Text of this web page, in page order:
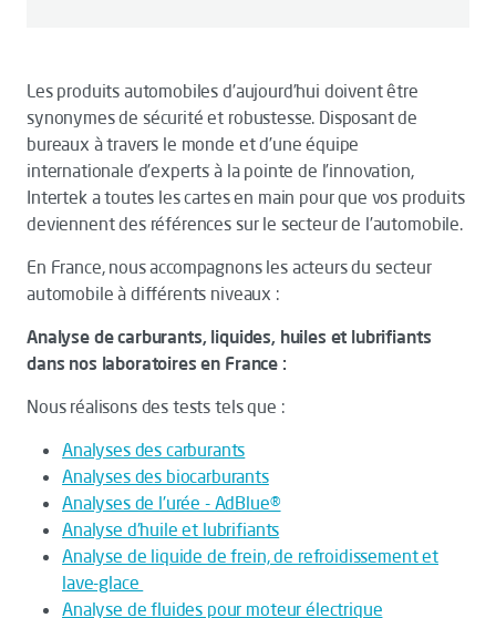
Les produits automobiles d’aujourd’hui doivent être
synonymes de sécurité et robustesse. Disposant de
bureaux à travers le monde et d’une équipe
internationale d’experts à la pointe de l’innovation,
Intertek a toutes les cartes en main pour que vos produits
deviennent des références sur le secteur de l’automobile.
En France, nous accompagnons les acteurs du secteur
automobile à différents niveaux :
Analyse de carburants, liquides, huiles et lubrifiants
dans nos laboratoires en France :
Nous réalisons des tests tels que :
Analyses des carburants
Analyses des biocarburants
Analyses de l'urée - AdBlue®
Analyse d'huile et lubrifiants
Analyse de liquide de frein, de refroidissement et
lave-glace
Analyse de fluides pour moteur électrique